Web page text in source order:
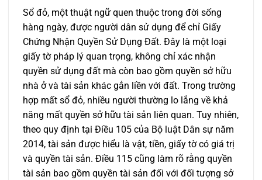
Sổ đỏ, một thuật ngữ quen thuộc trong đời sống
hàng ngày, được người dân sử dụng để chỉ Giấy
Chứng Nhận Quyền Sử Dụng Đất. Đây là một loại
giấy tờ pháp lý quan trọng, không chỉ xác nhận
quyền sử dụng đất mà còn bao gồm quyền sở hữu
nhà ở và tài sản khác gắn liền với đất. Trong trường
hợp mất sổ đỏ, nhiều người thường lo lắng về khả
năng mất quyền sở hữu tài sản liên quan. Tuy nhiên,
theo quy định tại Điều 105 của Bộ luật Dân sự năm
2014, tài sản được hiểu là vật, tiền, giấy tờ có giá trị
và quyền tài sản. Điều 115 cũng làm rõ rằng quyền
tài sản bao gồm quyền tài sản đối với đối tượng sở